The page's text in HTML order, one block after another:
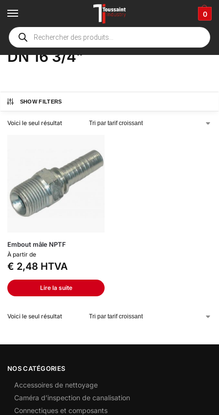
0
Accueil boutique / Product Options
DN 16 3/4"
SHOW FILTERS
Voici le seul résultat
Embout mâle NPTF
À partir de
€ 2,48 HTVA
Lire la suite
Voici le seul résultat
NOS CATÉGORIES
Accessoires de nettoyage
Caméra d’inspection de canalisation
Connectiques et composants